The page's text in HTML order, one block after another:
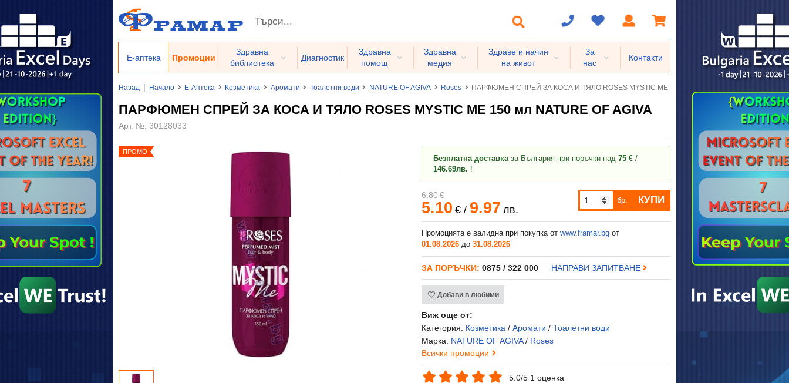
Е-аптека Промоции
Здравна
библиотека
Диагностик
Здравна
помощ
Здравна
медия
Здраве и начин
на живот
За
нас
Контакти
Назад | Начало Е-Аптека Козметика Аромати Тоалетни води NATURE OF AGIVA Roses ПАРФЮМЕН СПРЕЙ ЗА КОСА И ТЯЛО ROSES MYSTIC ME 150 мл NATURE OF AGIVA
ПАРФЮМЕН СПРЕЙ ЗА КОСА И ТЯЛО ROSES MYSTIC ME 150 мл NATURE OF AGIVA
Арт. №: 30128033
ПРОМО
Безплатна доставказа България при поръчки над 75 € /
146.69лв. !
6.80€
5.10 €/ 9.97 лв.
бр. КУПИ
Промоцията е валидна при покупка отwww.framar.bg от
01.08.2026 до31.08.2026
ЗА ПОРЪЧКИ: 0875 / 322 000 НАПРАВИ ЗАПИТВАНЕ
Добави в любими
Виж още от:
Категория: Козметика /Аромати /Тоалетни води
Марка: NATURE OF AGIVA/ Roses
Всички промоции
5.0/5 1 оценка